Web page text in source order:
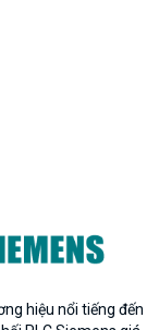
hiệu nổi tiếng đến